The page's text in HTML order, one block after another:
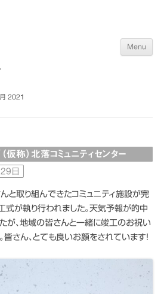
Menu
2021
称）北落コミュニティセンター
日
と取り組んできたコミュニティ施設が完
式が執り行われました。天気予報が的中
が、地域の皆さんと一緒に竣工のお祝い
皆さん、とても良いお顔をされています！